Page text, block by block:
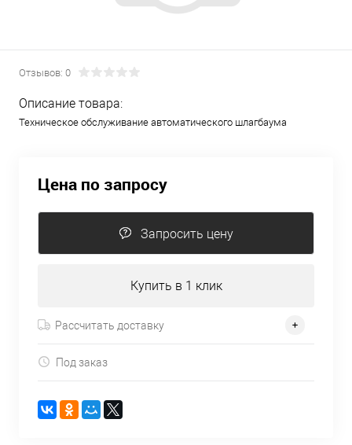
Отзывов: 0
Описание товара:
Техническое обслуживание автоматического шлагбаума
Цена по запросу
Запросить цену
Купить в 1 клик
Рассчитать доставку
Под заказ